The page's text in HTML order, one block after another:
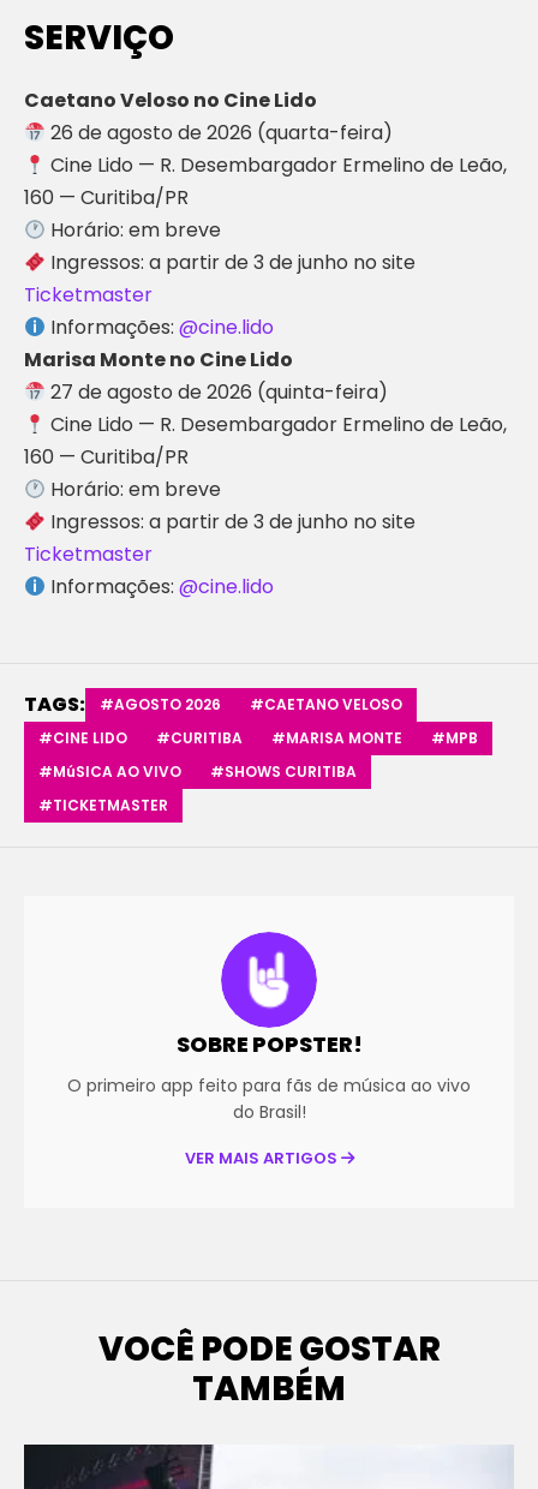
SERVIÇO
Caetano Veloso no Cine Lido
26 de agosto de 2026 (quarta-feira)
Cine Lido — R. Desembargador Ermelino de Leão,
160 — Curitiba/PR
Horário: em breve
Ingressos: a partir de 3 de junho no site
Ticketmaster
Informações:@cine.lido
Marisa Monte no Cine Lido
27 de agosto de 2026 (quinta-feira)
Cine Lido — R. Desembargador Ermelino de Leão,
160 — Curitiba/PR
Horário: em breve
Ingressos: a partir de 3 de junho no site
Ticketmaster
Informações:@cine.lido
TAGS: #AGOSTO 2026
#CAETANO VELOSO
#CINE LIDO
#CURITIBA #MARISA MONTE
#MPB
#MúSICA AO VIVO
#SHOWS CURITIBA
#TICKETMASTER
SOBRE POPSTER!
O primeiro app feito para fãs de música ao vivo
do Brasil!
VER MAIS ARTIGOS
VOCÊ PODE GOSTAR
TAMBÉM